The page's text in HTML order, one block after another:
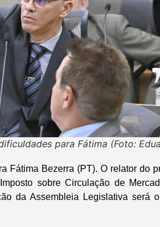
para Fátima (Foto:
Fátima Bezerra (PT). O relator do
sobre Circulação de
da Assembleia Legislativa será